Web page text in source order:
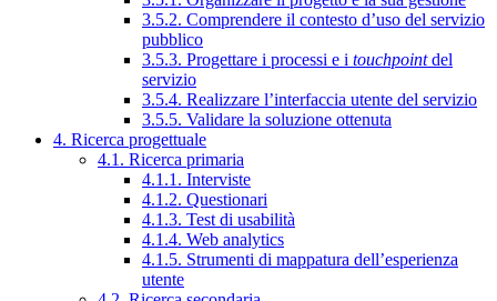
3.5.2. Comprendere il contesto d’uso del servizio
pubblico
3.5.3. Progettare i processi e i touchpointdel
servizio
3.5.4. Realizzare l’interfaccia utente del servizio
3.5.5. Validare la soluzione ottenuta
4. Ricerca progettuale
4.1. Ricerca primaria
4.1.1. Interviste
4.1.2. Questionari
4.1.3. Test di usabilità
4.1.4. Web analytics
4.1.5. Strumenti di mappatura dell’esperienza
utente